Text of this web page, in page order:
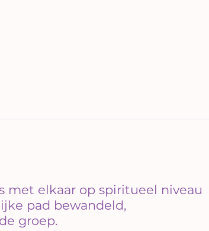
met elkaar op spiritueel niveau
pad bewandeld,
groep.